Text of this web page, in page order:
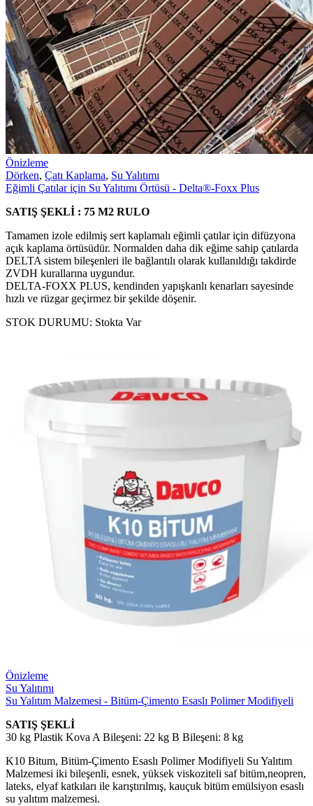
Önizleme
Dörken, Çatı Kaplama, Su Yalıtımı
Eğimli Çatılar için Su Yalıtımı Örtüsü - Delta®-Foxx Plus
SATIŞ ŞEKLİ : 75 M2 RULO
Tamamen izole edilmiş sert kaplamalı eğimli çatılar için difüzyona
açık kaplama örtüsüdür. Normalden daha dik eğime sahip çatılarda
DELTA sistem bileşenleri ile bağlantılı olarak kullanıldığı takdirde
ZVDH kurallarına uygundur.
DELTA-FOXX PLUS, kendinden yapışkanlı kenarları sayesinde
hızlı ve rüzgar geçirmez bir şekilde döşenir.
STOK DURUMU: Stokta Var
Önizleme
Su Yalıtımı
Su Yalıtım Malzemesi - Bitüm-Çimento Esaslı Polimer Modifiyeli
SATIŞ ŞEKLİ
30 kg Plastik Kova A Bileşeni: 22 kg B Bileşeni: 8 kg
K10 Bitum, Bitüm-Çimento Esaslı Polimer Modifiyeli Su Yalıtım
Malzemesi iki bileşenli, esnek, yüksek viskoziteli saf bitüm,neopren,
lateks, elyaf katkıları ile karıştırılmış, kauçuk bitüm emülsiyon esaslı
su yalıtım malzemesi.